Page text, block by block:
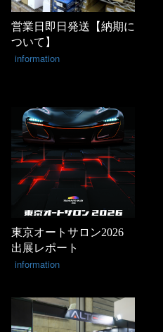
営業日即日発送【納期に
ついて】
information
東京オートサロン2026
出展レポート
information